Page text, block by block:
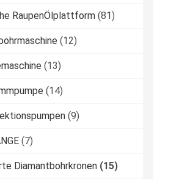
RaupenÖlplattform (81)
(12)
(13)
(14)
(9)
(7)
Diamantbohrkronen (15)